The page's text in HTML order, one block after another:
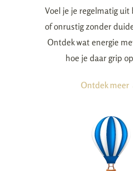
Voel je je regelmatig uit
of onrustig zonder
Ontdek wat energie
hoe je daar grip
Ontdek meer